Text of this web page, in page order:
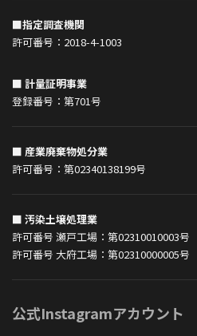
■指定調査機関
許可番号：2018-4-1003
■ 計量証明事業
登録番号：第701号
■ 産業廃棄物処分業
許可番号：第02340138199号
■ 汚染土壌処理業
許可番号 瀬戸工場：第02310010003号
許可番号 大府工場：第02310000005号
公式Instagramアカウント